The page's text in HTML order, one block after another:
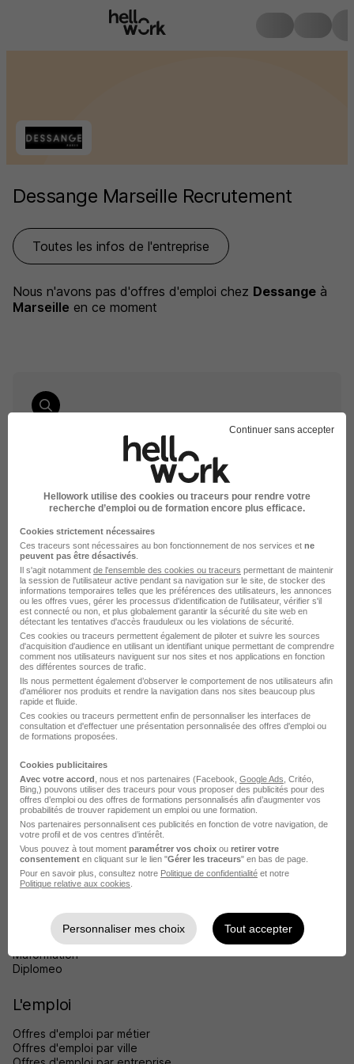
Dessange Marseille Recrutement
Toutes les infos de l'entreprise
Nous n'avons pas d'offres d'emploi chez Dessange à
Marseille en ce moment
Dessangeou à
Emploi Marseille
Entreprise Marseille
DÉPOSEZ VOTRE CV
Rendez votre CV accessible à l’ensemble des
recruteurs de la CVthèque Hellowork.
Rendre mon CV visible
Accueil Entreprise Dessange Marseille
Les sites
Helloworkplace
Jobijoba
Maformation
Diplomeo
L'emploi
Offres d'emploi par métier
Offres d'emploi par ville
Continuer sans accepter
Hellowork utilise des cookies ou traceurs pour rendre votre
recherche d’emploi ou de formation encore plus efficace.
Cookies strictement nécessaires
Ces traceurs sont nécessaires au bon fonctionnement de nos services et ne
peuvent pas être désactivés
Il s'agit notamment de l'ensemble des cookies ou traceurs permettant de maintenir
la session de l'utilisateur active pendant sa navigation sur le site, de stocker des
informations temporaires telles que les préférences des utilisateurs, les annonces
ou les offres vues, gérer les processus d'identification de l'utilisateur, vérifier s'il
est connecté ou non, et plus globalement garantir la sécurité du site web en
détectant les tentatives d'accès frauduleux ou les violations de sécurité.
Ces cookies ou traceurs permettent également de piloter et suivre les sources
d'acquisition d'audience en utilisant un identifiant unique permettant de comprendre
comment nos utilisateurs naviguent sur nos sites et nos applications en fonction
des différentes sources de trafic.
Ils nous permettent également d’observer le comportement de nos utilisateurs afin
d'améliorer nos produits et rendre la navigation dans nos sites beaucoup plus
rapide et fluide.
Ces cookies ou traceurs permettent enfin de personnaliser les interfaces de
consultation et d'effectuer une présentation personnalisée des offres d'emploi ou
de formations proposées.
Cookies publicitaires
Avec votre accord , nous et nos partenaires (Facebook, Google Ads , Critéo,
Bing,) pouvons utiliser des traceurs pour vous proposer des publicités pour des
offres d’emploi ou des offres de formations personnalisés afin d’augmenter vos
probabilités de trouver rapidement un emploi ou une formation.
Nos partenaires personnalisent ces publicités en fonction de votre navigation, de
votre profil et de vos centres d’intérêt.
Vous pouvez à tout moment paramétrer vos choix ou retirer votre
consentement en cliquant sur le lien "Gérer les traceurs" en bas de page.
Pour en savoir plus, consultez notre Politique de confidentialité et notre
Politique relative aux cookies
Personnaliser mes choix Tout accepter